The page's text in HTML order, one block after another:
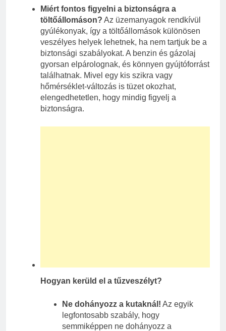
Miért fontos figyelni a biztonságra a
töltőállomáson? Az üzemanyagok rendkívül
gyúlékonyak, így a töltőállomások különösen
veszélyes helyek lehetnek, ha nem tartjuk be a
biztonsági szabályokat. A benzin és gázolaj
gyorsan elpárolognak, és könnyen gyújtóforrást
találhatnak. Mivel egy kis szikra vagy
hőmérséklet-változás is tüzet okozhat,
elengedhetetlen, hogy mindig figyelj a
biztonságra.
Hogyan kerüld el a tűzveszélyt?
Ne dohányozz a kutaknál! Az egyik
legfontosabb szabály, hogy
semmiképpen ne dohányozz a